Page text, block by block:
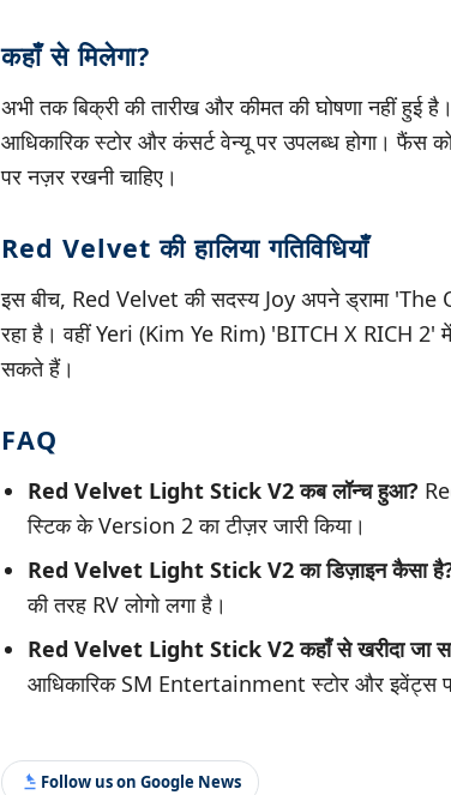
कहाँ से मिलेगा?
अभी तक बिक्री की तारीख और कीमत की घोषणा नहीं
आधिकारिक स्टोर और कंसर्ट वेन्यू पर उपलब्ध होगा।
पर नज़र रखनी चाहिए।
Red Velvet की हालिया गतिविधियाँ
इस बीच, Red Velvet की सदस्य Joy अपने ड्रामा
रहा है। वहीं Yeri (Kim Ye Rim) 'BITCH X RICH 2'
सकते हैं।
FAQ
Red Velvet Light Stick V2 कब लॉन्च हुआ?
स्टिक के Version 2 का टीज़र जारी किया।
Red Velvet Light Stick V2 का डिज़ाइन कैसा
की तरह RV लोगो लगा है।
Red Velvet Light Stick V2 कहाँ से खरीदा जा
आधिकारिक SM Entertainment स्टोर और इवेंट्स
Follow us on Google News